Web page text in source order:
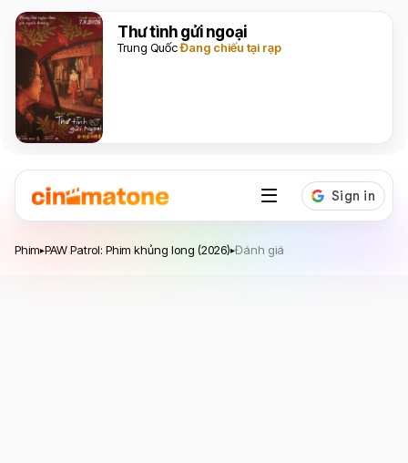
Thư tình gửi ngoại
Trung QuốcĐang chiếu tại rạp
Phim▸PAW Patrol: Phim khủng long (2026)▸Đánh giá